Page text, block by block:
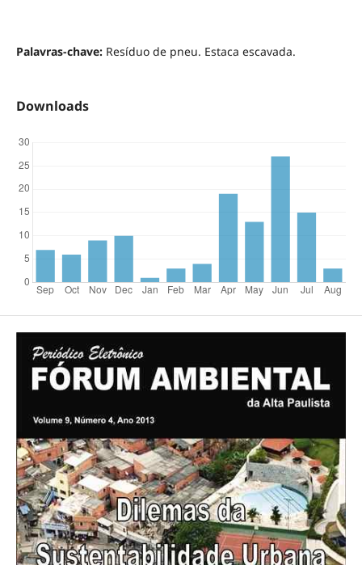
Palavras-chave:Resíduo de pneu. Estaca escavada.
Downloads